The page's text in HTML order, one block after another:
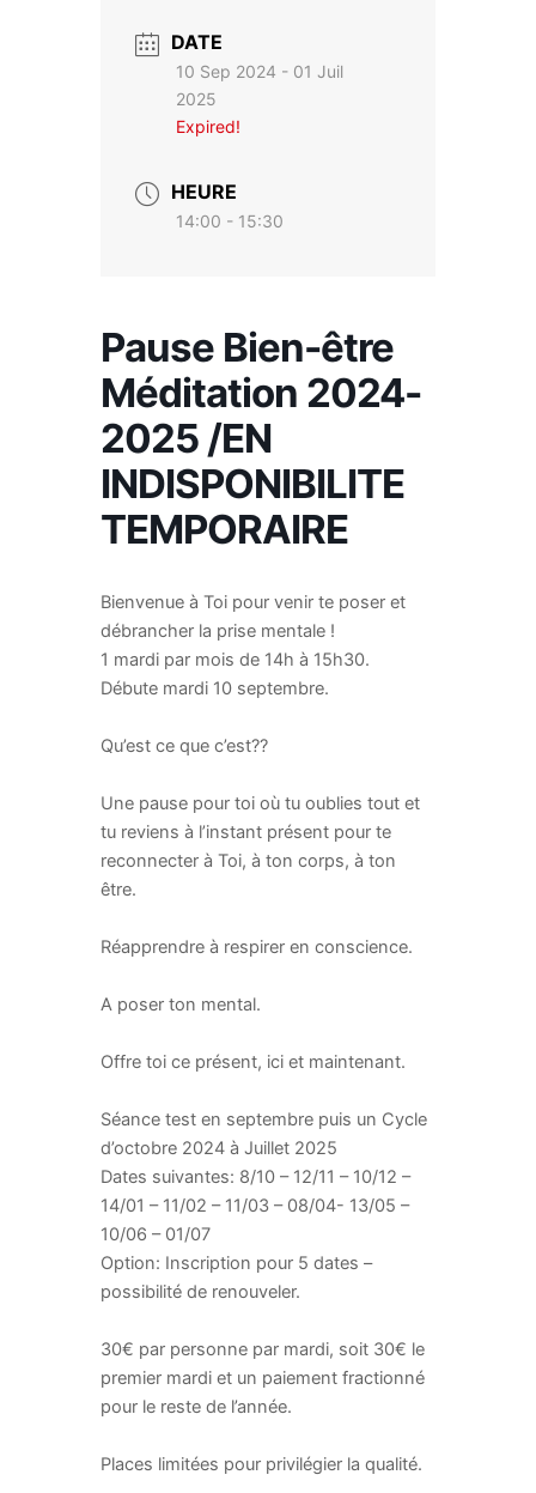
DATE
10 Sep 2024 - 01 Juil
2025
Expired!
HEURE
14:00 - 15:30
Pause Bien-être
Méditation 2024-
2025 /EN
INDISPONIBILITE
TEMPORAIRE
Bienvenue à Toi pour venir te poser et
débrancher la prise mentale !
1 mardi par mois de 14h à 15h30.
Débute mardi 10 septembre.
Qu’est ce que c’est??
Une pause pour toi où tu oublies tout et
tu reviens à l’instant présent pour te
reconnecter à Toi, à ton corps, à ton
être.
Réapprendre à respirer en conscience.
A poser ton mental.
Offre toi ce présent, ici et maintenant.
Séance test en septembre puis un Cycle
d’octobre 2024 à Juillet 2025
Dates suivantes: 8/10 – 12/11 – 10/12 –
14/01 – 11/02 – 11/03 – 08/04- 13/05 –
10/06 – 01/07
Option: Inscription pour 5 dates –
possibilité de renouveler.
30€ par personne par mardi, soit 30€ le
premier mardi et un paiement fractionné
pour le reste de l’année.
Places limitées pour privilégier la qualité.